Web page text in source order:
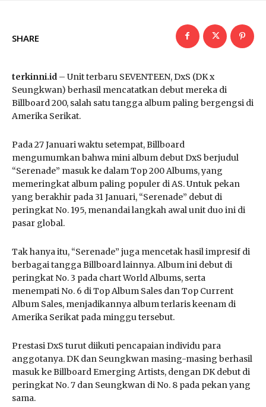
SHARE
terkinni.id – Unit terbaru SEVENTEEN, DxS (DK x
Seungkwan) berhasil mencatatkan debut mereka di
Billboard 200, salah satu tangga album paling bergengsi di
Amerika Serikat.
Pada 27 Januari waktu setempat, Billboard
mengumumkan bahwa mini album debut DxS berjudul
“Serenade” masuk ke dalam Top 200 Albums, yang
memeringkat album paling populer di AS. Untuk pekan
yang berakhir pada 31 Januari, “Serenade” debut di
peringkat No. 195, menandai langkah awal unit duo ini di
pasar global.
Tak hanya itu, “Serenade” juga mencetak hasil impresif di
berbagai tangga Billboard lainnya. Album ini debut di
peringkat No. 3 pada chart World Albums, serta
menempati No. 6 di Top Album Sales dan Top Current
Album Sales, menjadikannya album terlaris keenam di
Amerika Serikat pada minggu tersebut.
Prestasi DxS turut diikuti pencapaian individu para
anggotanya. DK dan Seungkwan masing-masing berhasil
masuk ke Billboard Emerging Artists, dengan DK debut di
peringkat No. 7 dan Seungkwan di No. 8 pada pekan yang
sama.